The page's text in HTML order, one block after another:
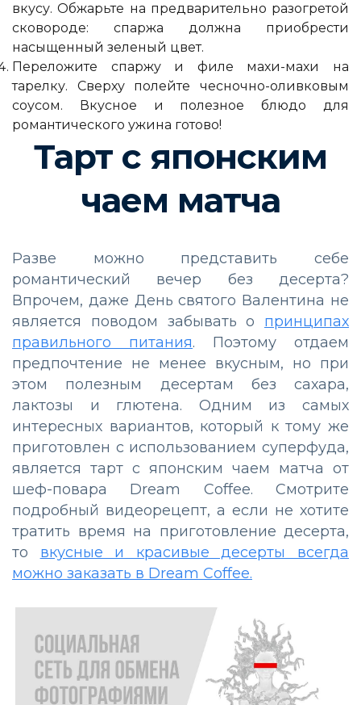
вкусу. Обжарьте на предварительно разогретой
сковороде: спаржа должна приобрести
насыщенный зеленый цвет.
Переложите спаржу и филе махи-махи на
тарелку. Сверху полейте чесночно-оливковым
соусом. Вкусное и полезное блюдо для
романтического ужина готово!
Тарт с японским
чаем матча
Разве можно представить себе
романтический вечер без десерта?
Впрочем, даже День святого Валентина не
является поводом забывать о принципах
правильного питания. Поэтому отдаем
предпочтение не менее вкусным, но при
этом полезным десертам без сахара,
лактозы и глютена. Одним из самых
интересных вариантов, который к тому же
приготовлен с использованием суперфуда,
является тарт с японским чаем матча от
шеф-повара Dream Coffee. Смотрите
подробный видеорецепт, а если не хотите
тратить время на приготовление десерта,
то вкусные и красивые десерты всегда
можно заказать в Dream Coffee.